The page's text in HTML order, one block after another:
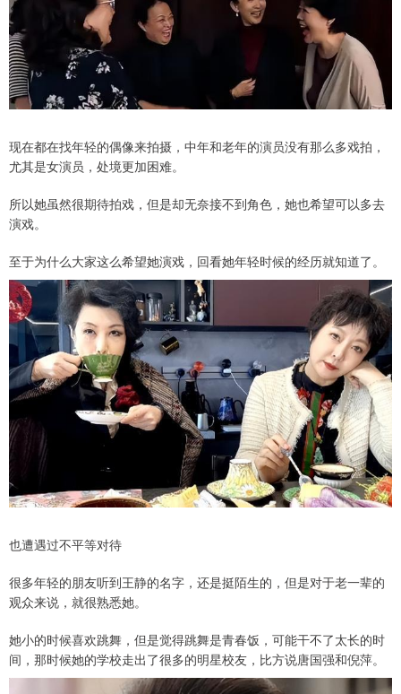
现在都在找年轻的偶像来拍摄，中年和老年的演员没有那么多戏拍，
尤其是女演员，处境更加困难。
所以她虽然很期待拍戏，但是却无奈接不到角色，她也希望可以多去
演戏。
至于为什么大家这么希望她演戏，回看她年轻时候的经历就知道了。
也遭遇过不平等对待
很多年轻的朋友听到王静的名字，还是挺陌生的，但是对于老一辈的
观众来说，就很熟悉她。
她小的时候喜欢跳舞，但是觉得跳舞是青春饭，可能干不了太长的时
间，那时候她的学校走出了很多的明星校友，比方说唐国强和倪萍。